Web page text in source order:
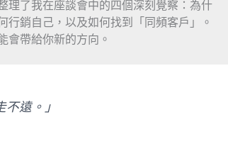
理了我在座談會中的四個深刻覺察：為什
銷自己，以及如何找到「同頻客戶」。
會帶給你新的方向。
遠。」